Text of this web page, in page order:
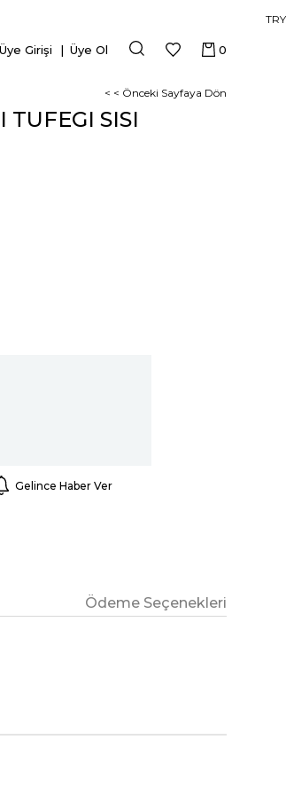
TRY
0
Üye Girişi Üye Ol
< < Önceki Sayfaya Dön
TUFEGI SISI
Gelince Haber Ver
Ödeme Seçenekleri